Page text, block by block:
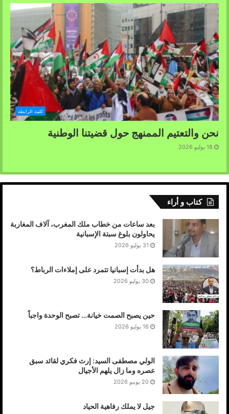
كلمة الرابطة
نحن والتعتيم الممنهج حول قضيتنا الوطنية
18 يوليو 2026
كتاب و أراء
بعد ساعات من خطاب ملك المغرب، آلاف المغاربة
يحاولون بلوغ سبتة الإسبانية
31 يوليو 2026
هل بدأت إسبانيا تتمرد على إملاءات الرباط؟
30 يوليو 2026
حين يصبح الصمت خيانة… تصبح الوحدة واجباً
16 يوليو 2026
الولي مصطفى السيد: إرث فكري لقائد سبق
عصره وما زال يلهم الأجيال
20 يونيو 2026
جيل لا يملك رفاهية الحياد